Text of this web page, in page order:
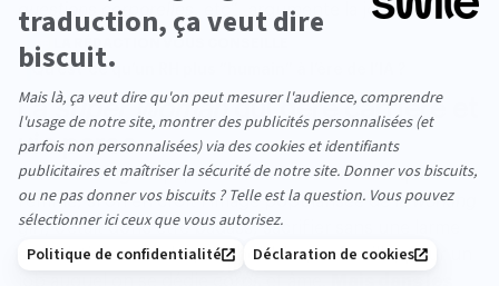
questions corporelles
, etc”, argumente la journaliste.
LA RÉDACTION VOUS CONSEILLE
Qu’est-ce qu’un RH plus “humain” à l’ère de l’IA ?
Lasuper womanqui gère carrière et
vie perso
Pendant longtemps, réussir au travail en tant que
femme, si on en croit l’image popularisée de laworking
girl, c’était donc être badass,sacrifier sans une larme
ses relations sociales, ses hobbies, sa famille, pour un